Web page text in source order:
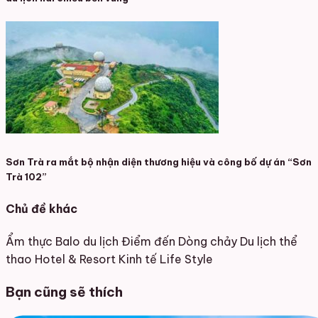
Sơn Trà ra mắt bộ nhận diện thương hiệu và công bố dự án “Sơn
Trà 102”
Chủ đề khác
Ẩm thực Balo du lịch Điểm đến Dòng chảy Du lịch thể
thao Hotel & Resort Kinh tế Life Style
Bạn cũng sẽ thích